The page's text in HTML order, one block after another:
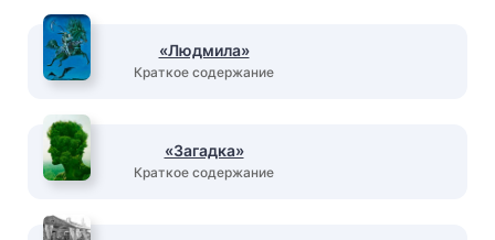
«Людмила»
Краткое содержание
«Загадка»
Краткое содержание